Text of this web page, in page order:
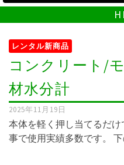
レンタル新商品
コンクリート/
材水分計
2025年11月19日
本体を軽く押し当てるだ
事で使用実績多数です。